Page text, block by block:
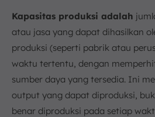
Kapasitas produksi adalah
atau jasa yang dapat dihasilkan
produksi (seperti pabrik atau
waktu tertentu, dengan
sumber daya yang tersedia. Ini
output yang dapat diproduksi,
benar diproduksi pada setiap